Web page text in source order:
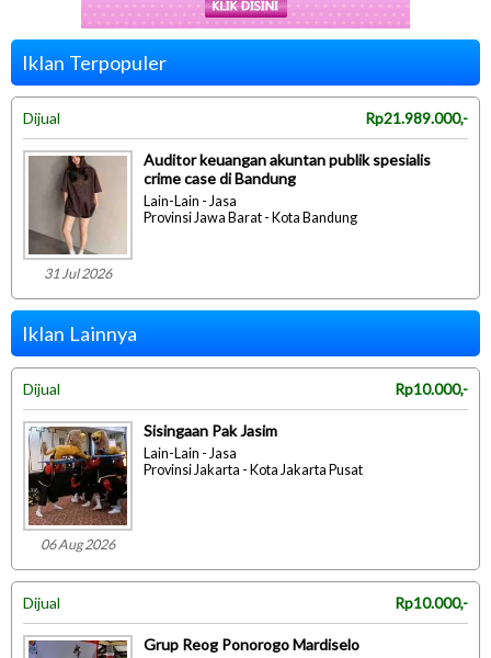
Iklan Terpopuler
Dijual Rp21.989.000,-
31 Jul 2026
Auditor keuangan akuntan publik spesialis
crime case di Bandung
Lain-Lain - Jasa
Provinsi Jawa Barat - Kota Bandung
Iklan Lainnya
Dijual Rp10.000,-
06 Aug 2026
Sisingaan Pak Jasim
Lain-Lain - Jasa
Provinsi Jakarta - Kota Jakarta Pusat
Dijual Rp10.000,-
Grup Reog Ponorogo Mardiselo